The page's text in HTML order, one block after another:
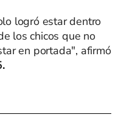
logró estar dentro
los chicos que no
en portada", afirmó